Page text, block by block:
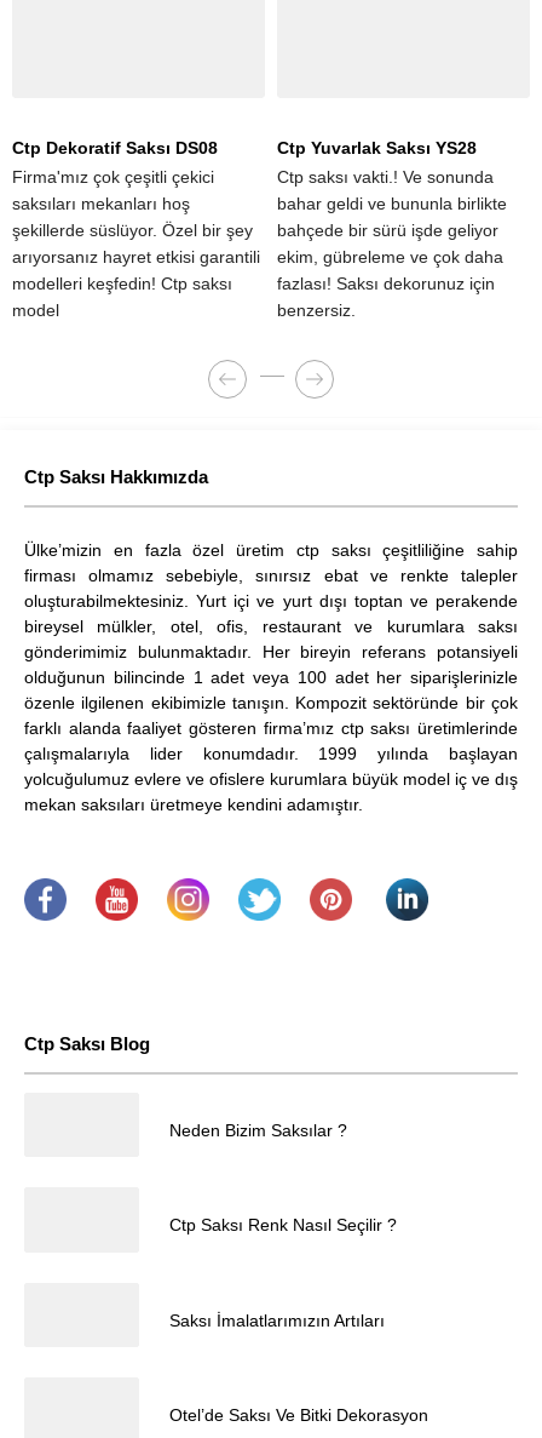
Ctp Yuvarlak Saksı YS28
Ctp saksı vakti.! Ve sonunda
bahar geldi ve bununla birlikte
bahçede bir sürü işde geliyor
ekim, gübreleme ve çok daha
fazlası! Saksı dekorunuz için
benzersiz.
Ctp Kare Saksı KR24
Zevkli bir şekilde yerleştirilmiş
ctp saksı, mahremiyet sağlayan
ve alanı optik olarak ayıran zarif
bir bölme duvarı oluşturmak için
harika bir çözüm olabilir.
Ctp Saksı Hakkımızda
Ülke’mizin en fazla özel üretim ctp saksı çeşitliliğine sahip
firması olmamız sebebiyle, sınırsız ebat ve renkte talepler
oluşturabilmektesiniz. Yurt içi ve yurt dışı toptan ve perakende
bireysel mülkler, otel, ofis, restaurant ve kurumlara saksı
gönderimimiz bulunmaktadır. Her bireyin referans potansiyeli
olduğunun bilincinde 1 adet veya 100 adet her siparişlerinizle
özenle ilgilenen ekibimizle tanışın. Kompozit sektöründe bir çok
farklı alanda faaliyet gösteren firma’mız ctp saksı üretimlerinde
çalışmalarıyla lider konumdadır. 1999 yılında başlayan
yolcuğulumuz evlere ve ofislere kurumlara büyük model iç ve dış
mekan saksıları üretmeye kendini adamıştır.
Ctp Saksı Blog
Neden Bizim Saksılar ?
Ctp Saksı Renk Nasıl Seçilir ?
Saksı İmalatlarımızın Artıları
Otel’de Saksı Ve Bitki Dekorasyon
Müşteri Temsilcisi